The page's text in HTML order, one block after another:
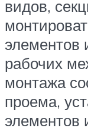
видов,
элементов
рабочих
монтажа
проема,
элементов